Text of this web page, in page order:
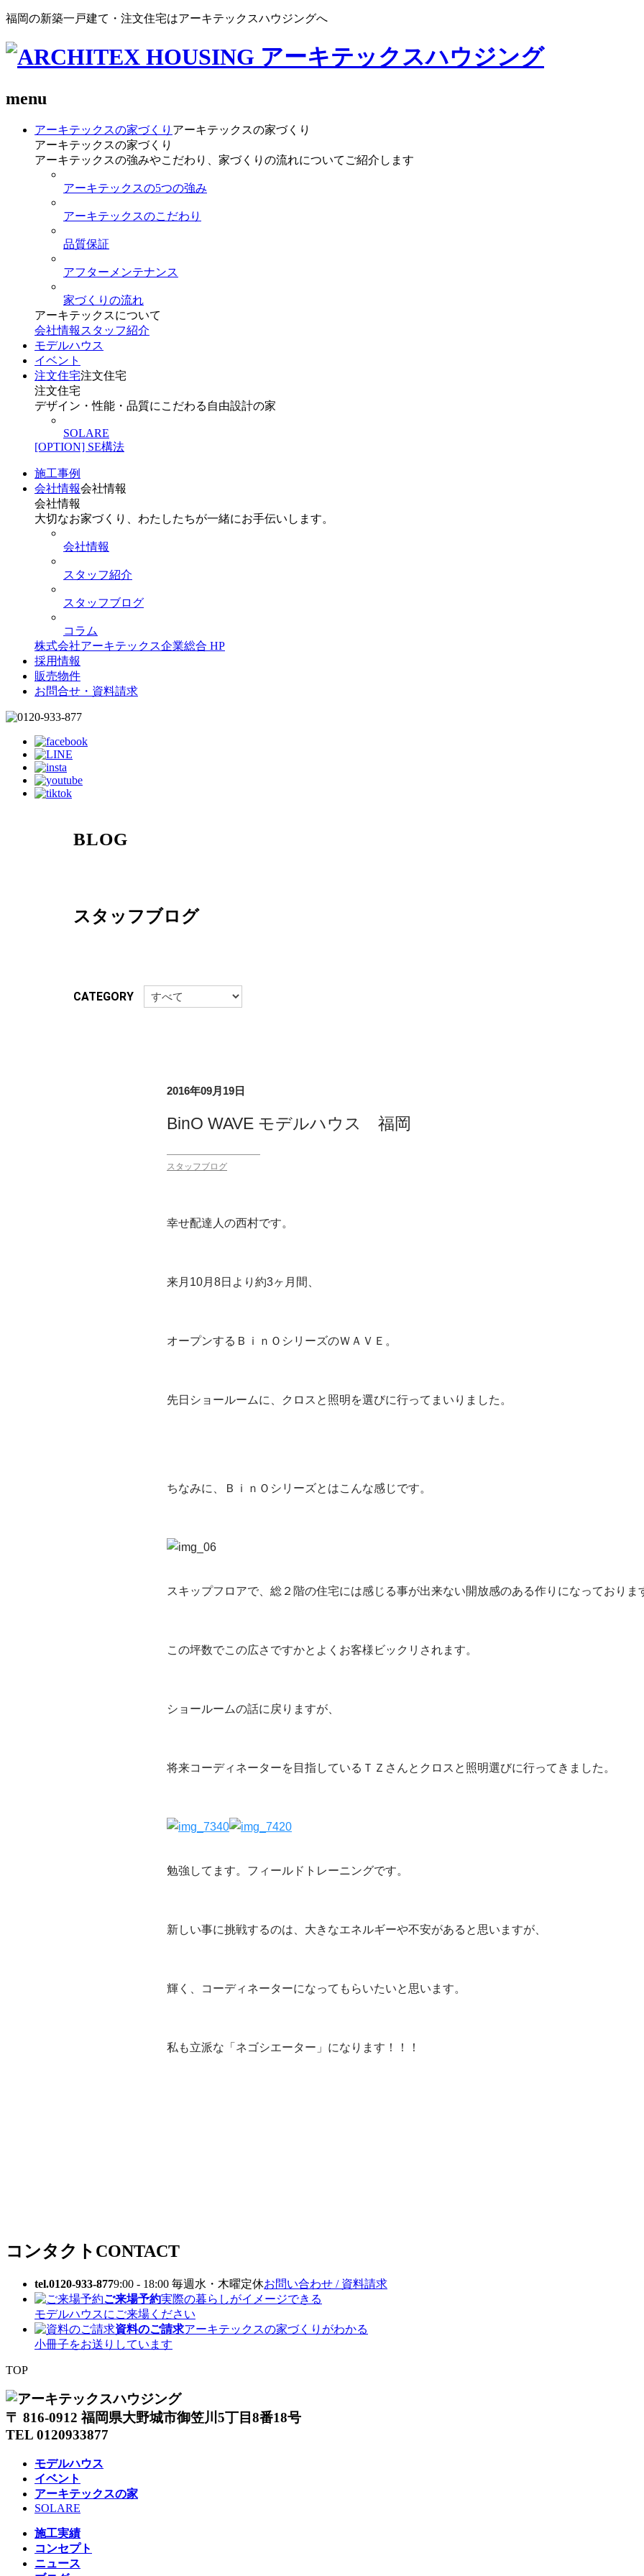
福岡の新築一戸建て・注文住宅はアーキテックスハウジングへ
menu
アーキテックスの家づくり アーキテックスの家づくり
アーキテックスの家づくり
アーキテックスの強みやこだわり、家づくりの流れについてご紹介します
アーキテックスの5つの強み
アーキテックスのこだわり
品質保証
アフターメンテナンス
家づくりの流れ
アーキテックスについて
会社情報 スタッフ紹介
モデルハウス
イベント
注文住宅注文住宅
注文住宅
デザイン・性能・品質にこだわる自由設計の家
SOLARE
[OPTION] SE構法
施工事例
会社情報会社情報
会社情報
大切なお家づくり、わたしたちが一緒にお手伝いします。
会社情報
スタッフ紹介
スタッフブログ
コラム
株式会社アーキテックス企業総合 HP
採用情報
販売物件
お問合せ・資料請求
BLOG
スタッフブログ
CATEGORY
2016年09月19日
BinO WAVE モデルハウス 福岡
スタッフブログ
幸せ配達人の西村です。
来月10月8日より約3ヶ月間、
オープンするＢｉｎＯシリーズのＷＡＶＥ。
先日ショールームに、クロスと照明を選びに行ってまいりました。
ちなみに、ＢｉｎＯシリーズとはこんな感じです。
スキップフロアで、総２階の住宅には感じる事が出来ない開放感のある作りになっておりま
この坪数でこの広さですかとよくお客様ビックリされます。
ショールームの話に戻りますが、
将来コーディネーターを目指しているＴＺさんとクロスと照明選びに行ってきました。
勉強してます。フィールドトレーニングです。
新しい事に挑戦するのは、大きなエネルギーや不安があると思いますが、
輝く、コーディネーターになってもらいたいと思います。
私も立派な「ネゴシエーター」になります！！！
コンタクト CONTACT
tel.0120-933-8779:00 - 18:00 毎週水・木曜定休お問い合わせ / 資料請求
ご来場予約実際の暮らしがイメージできる
モデルハウスにご来場ください
資料のご請求アーキテックスの家づくりがわかる
小冊子をお送りしています
TOP
〒 816-0912 福岡県大野城市御笠川5丁目8番18号
TEL 0120933877
モデルハウス
イベント
アーキテックスの家
SOLARE
施工実績
コンセプト
ニュース